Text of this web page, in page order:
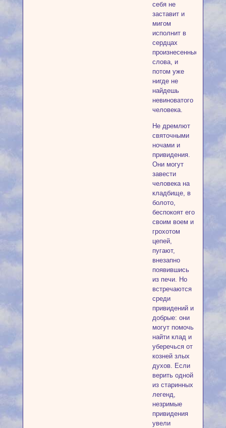
себя не
заставит и
мигом
исполнит в
сердцах
произнесенные
слова, и
потом уже
нигде не
найдешь
невиноватого
человека.
Не дремлют
святочными
ночами и
привидения.
Они могут
завести
человека на
кладбище, в
болото,
беспокоят его
своим воем и
грохотом
цепей,
пугают,
внезапно
появившись
из печи. Но
встречаются
среди
привидений и
добрые: они
могут помочь
найти клад и
уберечься от
козней злых
духов. Если
верить одной
из старинных
легенд,
незримые
привидения
увели